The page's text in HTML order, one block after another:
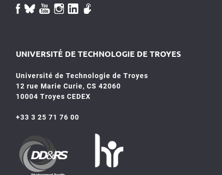
UNIVERSITÉ DE TECHNOLOGIE DE TROYES
Université de Technologie de Troyes
12 rue Marie Curie, CS 42060
10004 Troyes CEDEX
+33 3 25 71 76 00